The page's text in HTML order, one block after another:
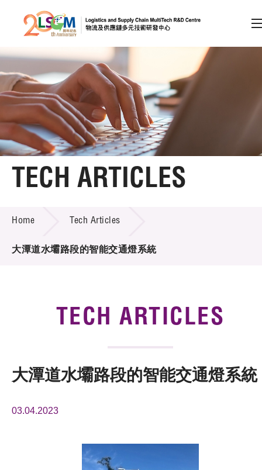
Skip to content (Press enter)
Member Login
A EN 繁 简
Home
Technology Transfer
Project & Funding Schemes
Membership
TECH ARTICLES
Home Tech Articles
大潭道水壩路段的智能交通燈系統
TECH ARTICLES
大潭道水壩路段的智能交通燈系統
03.04.2023